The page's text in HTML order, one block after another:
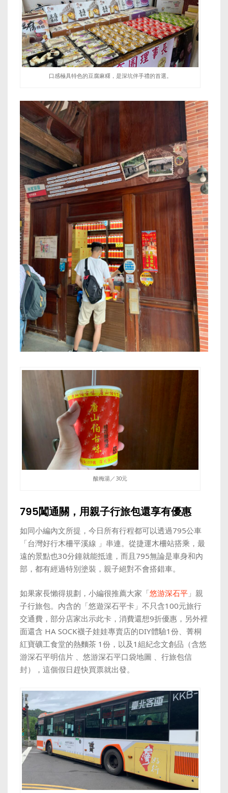
口感極具特色的豆腐麻糬，是深坑伴手禮的首選。
酸梅湯／30元
795闖通關，用親子行旅包還享有優惠
如同小編內文所提，今日所有行程都可以透過795公車
「台灣好行木柵平溪線 」串連。從捷運木柵站搭乘，最
遠的景點也30分鐘就能抵達，而且795無論是車身和內
部，都有經過特別塗裝，親子絕對不會搭錯車。
如果家長懶得規劃，小編很推薦大家 「悠游深石平 」親
子行旅包。內含的「悠遊深石平卡」不只含100元旅行
交通費，部分店家出示此卡，消費還想9折優惠，另外裡
面還含 HA SOCK襪子娃娃專賣店的DIY體驗1份、菁桐
紅寶礦工食堂的熱麵茶 1份，以及1組紀念文創品（含悠
游深石平明信片 、悠游深石平口袋地圖 、行旅包信
封），這個假日趕快買票就出發。